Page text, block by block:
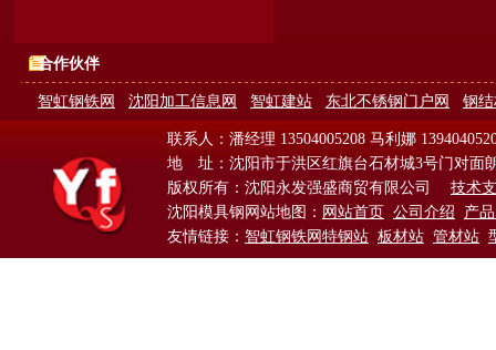
合作伙伴
智虹钢铁网 沈阳加工信息网 智虹建站 东北不锈钢门户网 钢
联系人：潘经理 13504005208 马利娜
地 址：沈阳市于洪区红旗台石材城3号门对面
版权所有：沈阳永发强盛商贸有限公司 技术
沈阳模具钢网站地图： 网站首页 公司介绍
产
友情链接： 智虹钢铁网特钢站 板材站 管材站